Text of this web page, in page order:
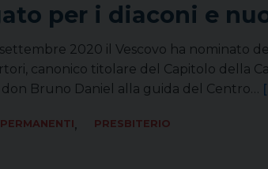
per i diaconi e
2020 il Vescovo ha nominato
canonico titolare del Capitolo della
don Bruno Daniel alla guida del Centro…
,
PRESBITERIO